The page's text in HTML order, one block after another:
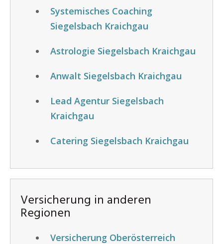
Systemisches Coaching
Siegelsbach Kraichgau
Astrologie Siegelsbach Kraichgau
Anwalt Siegelsbach Kraichgau
Lead Agentur Siegelsbach
Kraichgau
Catering Siegelsbach Kraichgau
Versicherung in anderen
Regionen
Versicherung Oberösterreich